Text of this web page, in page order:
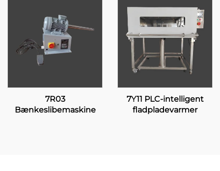
7R03
Bænkeslibemaskine
7Y11 PLC-intelligent
fladpladevarmer